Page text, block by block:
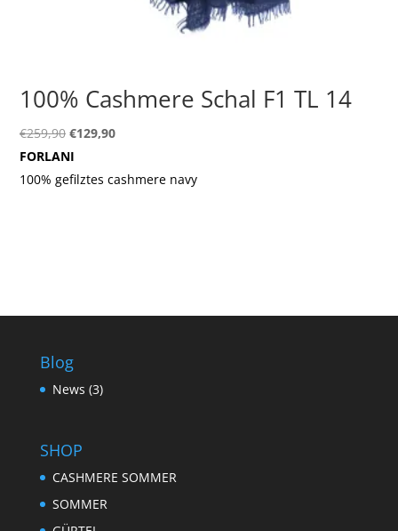
100% Cashmere Schal F1 TL 14
€259,90 Ursprünglicher
Preis
war:
€129,90Aktueller
ist:
FORLANI
100% gefilztes cashmere navy
Blog
News (3)
SHOP
CASHMERE SOMMER
SOMMER